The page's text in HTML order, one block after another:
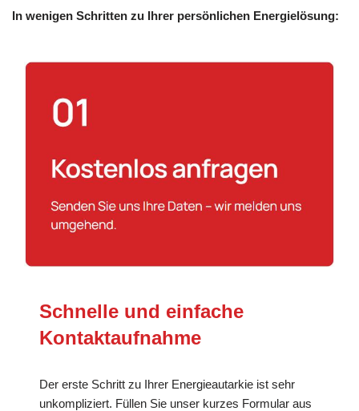
In wenigen Schritten zu Ihrer persönlichen Energielösung:
Schnelle und einfache
Kontaktaufnahme
Der erste Schritt zu Ihrer Energieautarkie ist sehr
unkompliziert. Füllen Sie unser kurzes Formular aus